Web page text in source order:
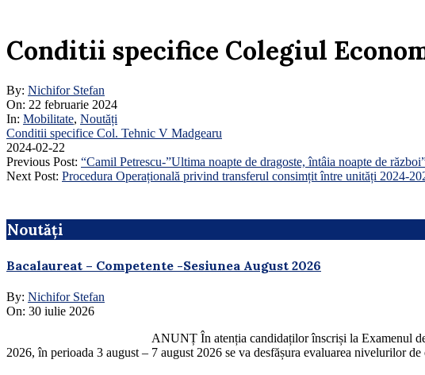
Conditii specifice Colegiul
By: Nichifor Stefan
On: 22 februarie 2024
In: Mobilitate, Noutăți
Conditii specifice Col. Tehnic V Madgearu
2024-02-22
Previous Post: “Camil Petrescu-”Ultima noapte de dragoste, întâia noapte de
Next Post: Procedura Operațională privind transferul consimțit între unități 2024-
Noutăți
Bacalaureat – Competente -Sesiunea August 2026
By: Nichifor Stefan
On: 30 iulie 2026
ANUNȚ În atenția candidaților înscriși la Examenul de
2026, în perioada 3 august – 7 august 2026 se va desfășura evaluarea nivelurilor